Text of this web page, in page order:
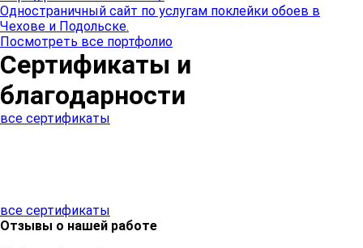
Одностраничный сайт по услугам поклейки обоев в
Чехове и Подольске.
Посмотреть все портфолио
Сертификаты и
благодарности
все сертификаты
все сертификаты
Отзывы о нашей работе